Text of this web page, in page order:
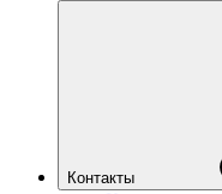
Контакты